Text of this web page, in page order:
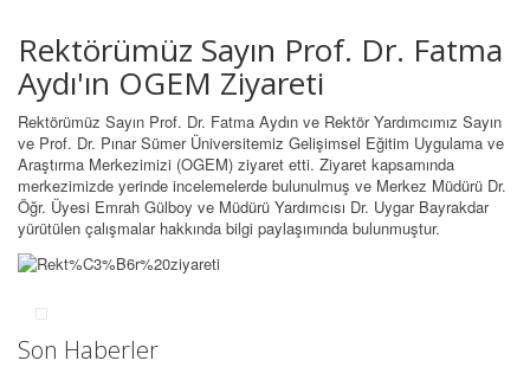
Rektörümüz Sayın Prof. Dr. Fatma
Aydı'ın OGEM Ziyareti
Rektörümüz Sayın Prof. Dr. Fatma Aydın ve Rektör Yardımcımız Sayın
ve Prof. Dr. Pınar Sümer Üniversitemiz Gelişimsel Eğitim Uygulama ve
Araştırma Merkezimizi (OGEM) ziyaret etti. Ziyaret kapsamında
merkezimizde yerinde incelemelerde bulunulmuş ve Merkez Müdürü Dr.
Öğr. Üyesi Emrah Gülboy ve Müdürü Yardımcısı Dr. Uygar Bayrakdar
yürütülen çalışmalar hakkında bilgi paylaşımında bulunmuştur.
Son Haberler